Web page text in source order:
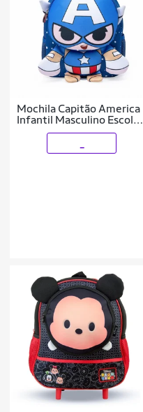
Mochila Capitão America
Infantil Masculino Escolar
Marvel